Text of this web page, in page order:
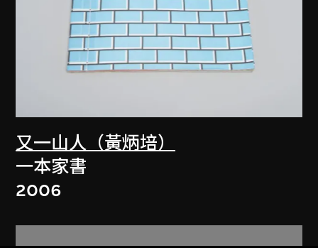
又一山人（黃炳培）
一本家書
2006